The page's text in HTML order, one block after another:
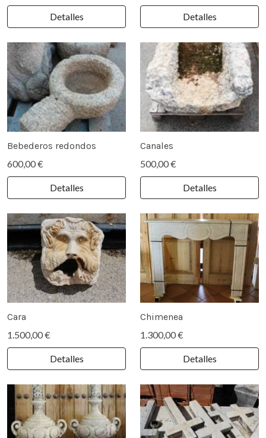
Detalles Detalles
Bebederos redondos
600,00 €
Detalles
Canales
500,00 €
Detalles
Cara
1.500,00 €
Detalles
Chimenea
1.300,00 €
Detalles